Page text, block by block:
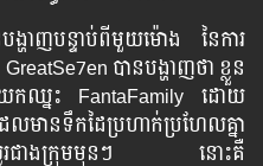
ហាញ​បន្ទាប់​ពី​មួយ​ម៉ោង នៃ​ការ​
បាន​បង្ហាញ​ថា ខ្លួន​
យក​ឈ្នះ​ FantaFamily ដោយ​
ាន​ទឹកដៃ​ប្រហាក់ប្រហែល​គ្នា
ធ​យូរ​ជាង​ក្រុម​មុនៗ នោះ​គឺ